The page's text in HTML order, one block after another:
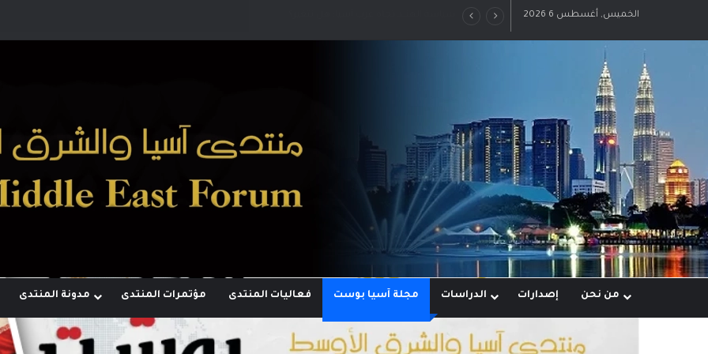
الخميس, أغسطس 6 2026
من نحن إصدارات الدراسات مجلة آسيا بوست فعاليات المنتدى مؤتمرات المنتدى مدونة المنتدى